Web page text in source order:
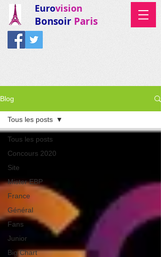
Eurovision
Bonsoir Paris
Blog
Tous les posts
Concours 2020
Site
Mister EBP
France
Général
Fans
Junior
Big Chart
Tous les posts